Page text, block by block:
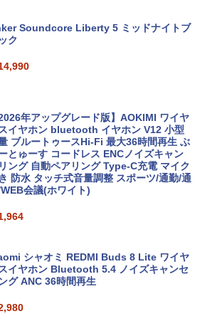
】 Lenovo 500e Chromebook Gen 4
39,800
【マラソン限定30%OFF】中古 店長おま
せパソコン Core i5 第11世代 メモリ8
WPS Office 1年保証 ノートパソコン
コン コスパ ノートパソコン
39,800
スペッ 初期設定済み
Ryzen5 3500 GeForce GTX1660sup
er｜中古 ゲーミングpc セット｜デスク
ップパソコン Windows11｜グラボ 16
SSD｜PC フォートナイト マイ
ンクラフト fortnite apex ロブロックス
レイ可能｜プレゼントに最適！
展示品・代引不可】 富士通 FUJITSU
デスクトップPC FMV Desktop Fシリー
ズ F55-K1 23.8型/ Core i5-1235U/ メモ
Office付き/ 2025年1月モデル
PHILIPS 241V8 LED液晶モニター 23.8
HD）16:9 IPSパネル 非光沢 ノングレ
6,500
モバイルモニター 15.6インチ InnoView
モバイルディスプレイ 自立型 1920*1080
ポータブルモニター IPS液晶パネル
PS3/PS4/PS5/Xbox One/PC/スマホ/U
8,980
￥1,500
り◆魔入りました!入間くん (1-49巻 最
刊)[オリジナル缶バッジ付] 全巻セット
￥30,906
スター・ウォーズ／マンダロリアン公式
ジュアルガイド [ パブロ・ヒダルゴ ]
Soundcore Liberty 5 ミッドナイトブ
ク
2026年アップグレード版】AOKIMI ワイヤ
イヤホン bluetooth イヤホン V12 小型
ブルートゥースHi-Fi 最大36時間再生 ぶ
とゅーす コードレス ENCノイズキャン
ング 自動ペアリング Type-C充電 マイク
防水 タッチ式音量調整 スポーツ/通勤/通
会議(ホワイト)
シャオミ REDMI Buds 8 Lite ワイヤ
イヤホン Bluetooth 5.4 ノイズキャンセ
グ ANC 36時間再生